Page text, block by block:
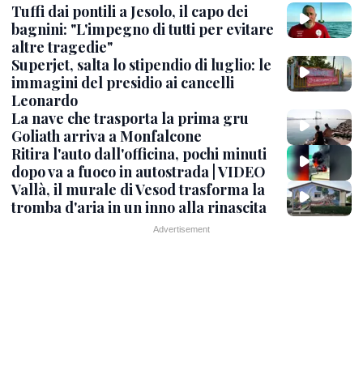
Tuffi dai pontili a Jesolo, il capo dei
bagnini: "L'impegno di tutti per evitare
altre tragedie"
Superjet, salta lo stipendio di luglio: le
immagini del presidio ai cancelli
Leonardo
La nave che trasporta la prima gru
Goliath arriva a Monfalcone
Ritira l'auto dall'officina, pochi minuti
dopo va a fuoco in autostrada | VIDEO
Vallà, il murale di Vesod trasforma la
tromba d'aria in un inno alla rinascita